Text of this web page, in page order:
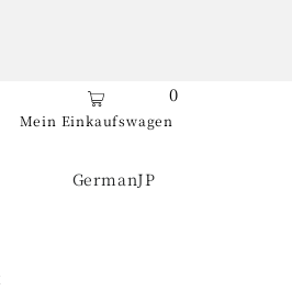
0
Mein Einkaufswagen
GermanJP